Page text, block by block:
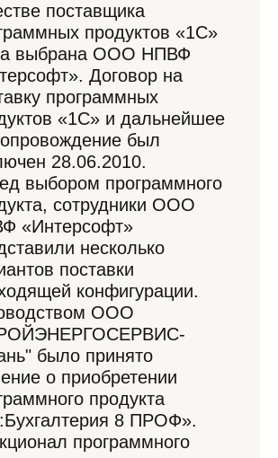
поставщика
продуктов «1С»
выбрана ООО НПВФ
Договор на
программных
«1С» и дальнейшее
был
28.06.2010.
выбором программного
сотрудники ООО
«Интерсофт»
несколько
поставки
конфигурации.
ООО
было принято
о приобретении
продукта
8 ПРОФ».
программного